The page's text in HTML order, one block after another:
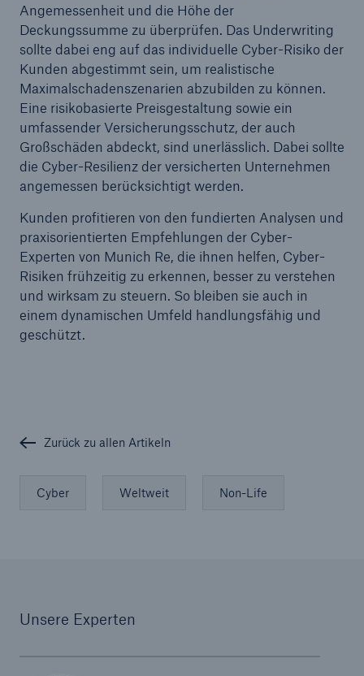
Angemessenheit und die Höhe der
Deckungssumme zu überprüfen. Das Underwriting
sollte dabei eng auf das individuelle Cyber-Risiko der
Kunden abgestimmt sein, um realistische
Maximalschadenszenarien abzubilden zu können.
Eine risikobasierte Preisgestaltung sowie ein
umfassender Versicherungsschutz, der auch
Großschäden abdeckt, sind unerlässlich. Dabei sollte
die Cyber-Resilienz der versicherten Unternehmen
angemessen berücksichtigt werden.
Kunden profitieren von den fundierten Analysen und
praxisorientierten Empfehlungen der Cyber-
Experten von Munich Re, die ihnen helfen, Cyber-
Risiken frühzeitig zu erkennen, besser zu verstehen
und wirksam zu steuern. So bleiben sie auch in
einem dynamischen Umfeld handlungsfähig und
geschützt.
Zurück zu allen Artikeln
Cyber Weltweit Non-Life
Unsere Experten
Navigation schließen oder Escape-Taste drücken Suche
Home
Risiken
Lösungen
Insights
Unternehmen
Karriere